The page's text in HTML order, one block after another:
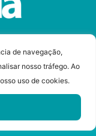
de navegação,
nosso tráfego. Ao
uso de cookies.